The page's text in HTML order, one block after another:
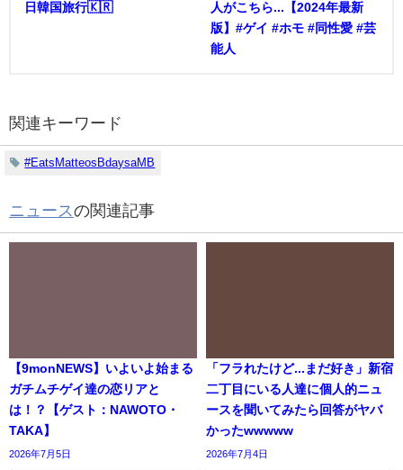
日韓国旅行🇰🇷
人がこちら...【2024年最新
版】#ゲイ #ホモ #同性愛 #芸
能人
関連キーワード
#EatsMatteosBdaysaMB
ニュースの関連記事
【9monNEWS】いよいよ始まる
ガチムチゲイ達の恋リアと
は！？【ゲスト：NAWOTO・
TAKA】
2026年7月5日
「フラれたけど...まだ好き」新宿
二丁目にいる人達に個人的ニュ
ースを聞いてみたら回答がヤバ
かったwwwww
2026年7月4日